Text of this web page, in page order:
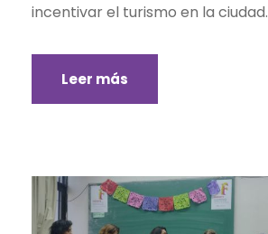
incentivar el turismo en la ciudad.
Leer más